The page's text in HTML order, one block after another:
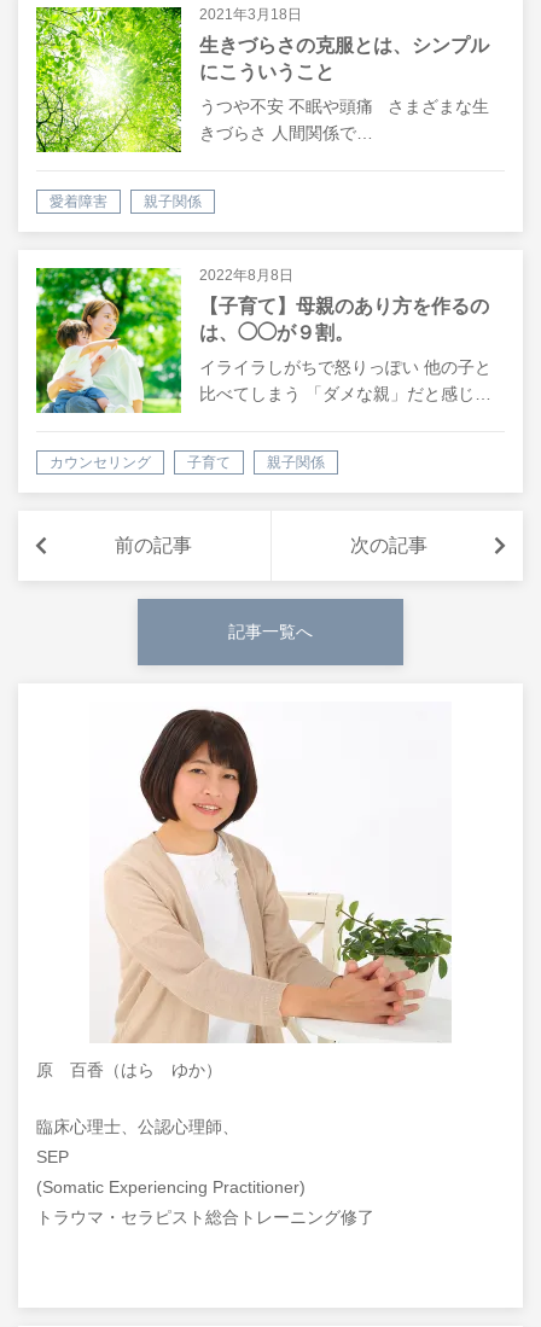
2021年3月18日
生きづらさの克服とは、シンプル
にこういうこと
うつや不安 不眠や頭痛 さまざまな生
きづらさ 人間関係で…
愛着障害 親子関係
2022年8月8日
【子育て】母親のあり方を作るの
は、◯◯が９割。
イライラしがちで怒りっぽい 他の子と
比べてしまう 「ダメな親」だと感じ…
カウンセリング 子育て 親子関係
前の記事 次の記事
記事一覧へ
原 百香（はら ゆか）
臨床心理士、公認心理師、
SEP
(Somatic Experiencing Practitioner)
トラウマ・セラピスト総合トレーニング修了